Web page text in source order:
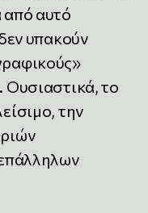
από αυτό
υπακούν
Ουσιαστικά, το
την